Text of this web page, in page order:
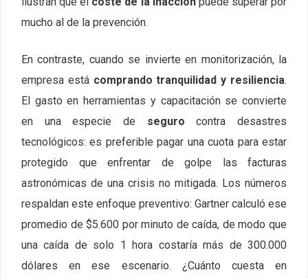
mucho al de la prevención.
En contraste, cuando se invierte en monitorización, la
empresa está comprando tranquilidad y resiliencia.
El gasto en herramientas y capacitación se convierte
en una especie de seguro contra desastres
tecnológicos: es preferible pagar una cuota para estar
protegido que enfrentar de golpe las facturas
astronómicas de una crisis no mitigada. Los números
respaldan este enfoque preventivo: Gartner calculó ese
promedio de $5.600 por minuto de caída, de modo que
una caída de solo 1 hora costaría más de 300.000
dólares en ese escenario. ¿Cuánto cuesta en